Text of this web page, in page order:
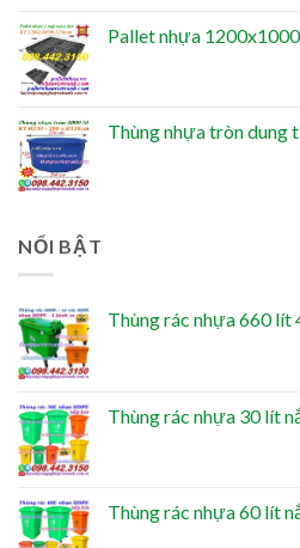
Pallet nhựa
Thùng nhựa tròn dung
NỔI BẬT
Thùng rác nhựa 660 lít
Thùng rác nhựa 30 lít
Thùng rác nhựa 60 lít